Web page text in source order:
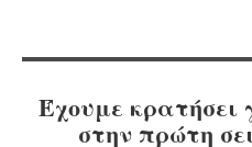
Έχουμε κρατήσει
στην πρώτη